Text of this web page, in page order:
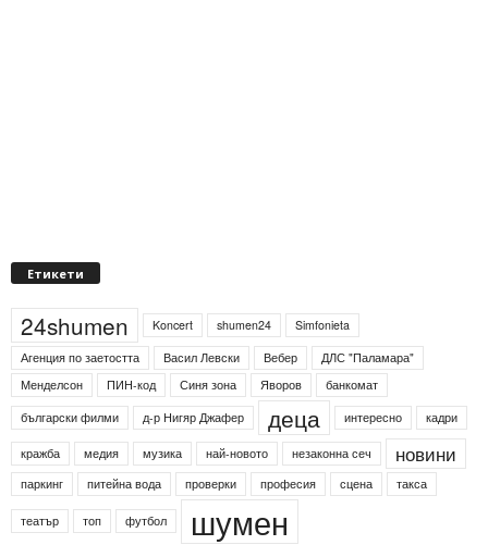
Етикети
24shumen Koncert shumen24
Simfonieta
Агенция по заетостта
Васил Левски Вебер
ДЛС "Паламара"
Менделсон
ПИН-код Синя зона Яворов
банкомат
български филми
д-р Нигяр Джафер деца интересно кадри
кражба медия музика най-новото незаконна сеч новини
паркинг питейна вода проверки професия сцена такса
театър топ футбол шумен